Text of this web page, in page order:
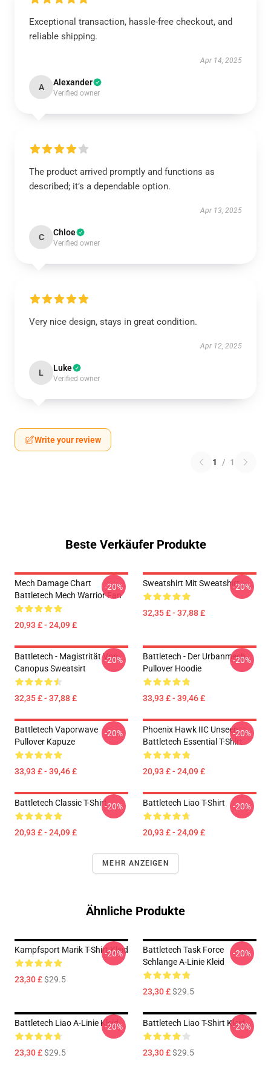
Exceptional transaction, hassle-free checkout, and
reliable shipping.
Apr 14, 2025
A Alexander
Verified owner
The product arrived promptly and functions as
described; it’s a dependable option.
Apr 13, 2025
C Chloe
Verified owner
Very nice design, stays in great condition.
Apr 12, 2025
L Luke
Verified owner
Write your review
1 / 1
Beste Verkäufer Produkte
Mech Damage Chart
Battletech Mech Warrior Fan
20,93 £ - 24,09 £
-20% Sweatshirt Mit Sweatshirt
32,35 £ - 37,88 £
-20%
Battletech - Magistrität Von
Canopus Sweatsirt
32,35 £ - 37,88 £
-20%
Battletech - Der Urbanmech
Pullover Hoodie
33,93 £ - 39,46 £
-20%
Battletech Vaporwave
Pullover Kapuze
33,93 £ - 39,46 £
-20%
Phoenix Hawk IIC Unseen
Battletech Essential T-Shirt
20,93 £ - 24,09 £
-20%
Battletech Classic T-Shirt
20,93 £ - 24,09 £
-20% Battletech Liao T-Shirt
20,93 £ - 24,09 £
-20%
MEHR ANZEIGEN
Ähnliche Produkte
Kampfsport Marik T-Shirt Kleid
23,30 £$29.5
-20%
Battletech Task Force
Schlange A-Linie Kleid
23,30 £$29.5
-20%
Battletech Liao A-Linie Kleid
23,30 £$29.5
-20% Battletech Liao T-Shirt Kleid
23,30 £$29.5
-20%